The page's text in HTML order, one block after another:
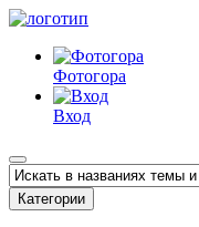
Фотогора
Вход
Категории